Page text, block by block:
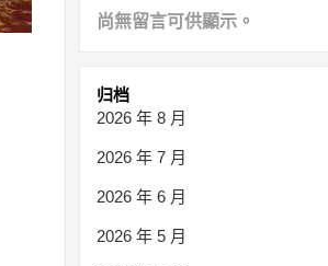
尚無留言可供顯示。
归档
2026 年 8 月
2026 年 7 月
2026 年 6 月
2026 年 5 月